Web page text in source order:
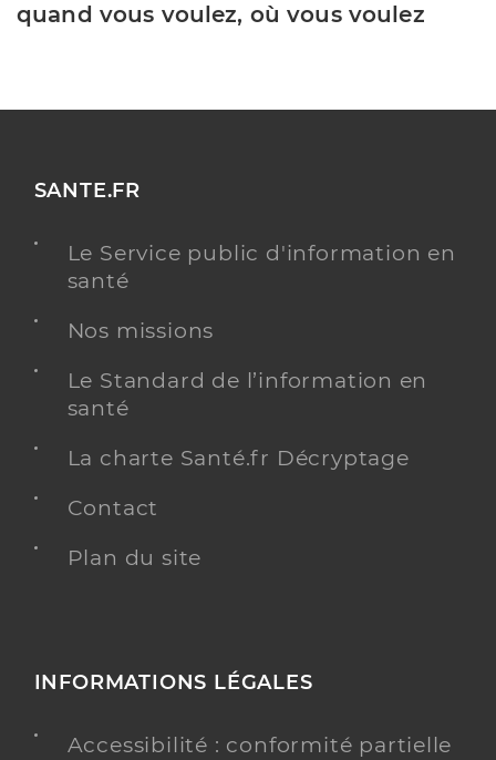
quand vous voulez, où vous voulez
SANTE.FR
Le Service public d'information en
santé
Nos missions
Le Standard de l’information en
santé
La charte Santé.fr Décryptage
Contact
Plan du site
INFORMATIONS LÉGALES
Accessibilité : conformité partielle